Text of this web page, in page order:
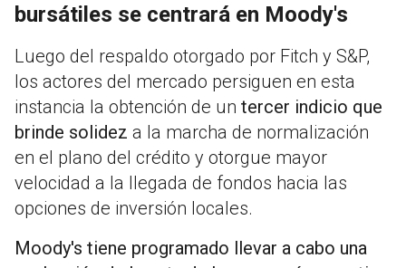
bursátiles se centrará en Moody's
Luego del respaldo otorgado por Fitch y S&P,
los actores del mercado persiguen en esta
instancia la obtención de un tercer indicio que
brinde solidez a la marcha de normalización
en el plano del crédito y otorgue mayor
velocidad a la llegada de fondos hacia las
opciones de inversión locales.
Moody's tiene programado llevar a cabo una